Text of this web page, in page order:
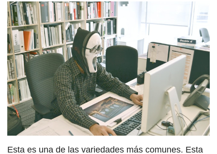
Esta es una de las variedades más comunes. Esta